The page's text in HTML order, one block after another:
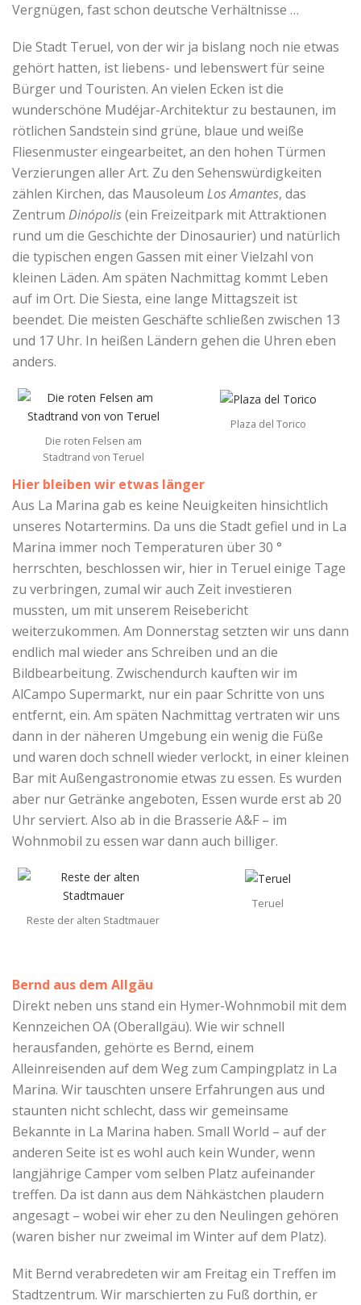
Vergnügen, fast schon deutsche Verhältnisse …
Die Stadt Teruel, von der wir ja bislang noch nie etwas
gehört hatten, ist liebens- und lebenswert für seine
Bürger und Touristen. An vielen Ecken ist die
wunderschöne Mudéjar-Architektur zu bestaunen, im
rötlichen Sandstein sind grüne, blaue und weiße
Fliesenmuster eingearbeitet, an den hohen Türmen
Verzierungen aller Art. Zu den Sehenswürdigkeiten
zählen Kirchen, das Mausoleum Los Amantes, das
Zentrum Dinópolis(ein Freizeitpark mit Attraktionen
rund um die Geschichte der Dinosaurier) und natürlich
die typischen engen Gassen mit einer Vielzahl von
kleinen Läden. Am späten Nachmittag kommt Leben
auf im Ort. Die Siesta, eine lange Mittagszeit ist
beendet. Die meisten Geschäfte schließen zwischen 13
und 17 Uhr. In heißen Ländern gehen die Uhren eben
anders.
Plaza del Torico
Die roten Felsen am
Stadtrand von Teruel
Hier bleiben wir etwas länger
Aus La Marina gab es keine Neuigkeiten hinsichtlich
unseres Notartermins. Da uns die Stadt gefiel und in La
Marina immer noch Temperaturen über 30 °
herrschten, beschlossen wir, hier in Teruel einige Tage
zu verbringen, zumal wir auch Zeit investieren
mussten, um mit unserem Reisebericht
weiterzukommen. Am Donnerstag setzten wir uns dann
endlich mal wieder ans Schreiben und an die
Bildbearbeitung. Zwischendurch kauften wir im
AlCampo Supermarkt, nur ein paar Schritte von uns
entfernt, ein. Am späten Nachmittag vertraten wir uns
dann in der näheren Umgebung ein wenig die Füße
und waren doch schnell wieder verlockt, in einer kleinen
Bar mit Außengastronomie etwas zu essen. Es wurden
aber nur Getränke angeboten, Essen wurde erst ab 20
Uhr serviert. Also ab in die Brasserie A&F – im
Wohnmobil zu essen war dann auch billiger.
Teruel
Reste der alten Stadtmauer
Bernd aus dem Allgäu
Direkt neben uns stand ein Hymer-Wohnmobil mit dem
Kennzeichen OA (Oberallgäu). Wie wir schnell
herausfanden, gehörte es Bernd, einem
Alleinreisenden auf dem Weg zum Campingplatz in La
Marina. Wir tauschten unsere Erfahrungen aus und
staunten nicht schlecht, dass wir gemeinsame
Bekannte in La Marina haben. Small World – auf der
anderen Seite ist es wohl auch kein Wunder, wenn
langjährige Camper vom selben Platz aufeinander
treffen. Da ist dann aus dem Nähkästchen plaudern
angesagt – wobei wir eher zu den Neulingen gehören
(waren bisher nur zweimal im Winter auf dem Platz).
Mit Bernd verabredeten wir am Freitag ein Treffen im
Stadtzentrum. Wir marschierten zu Fuß dorthin, er